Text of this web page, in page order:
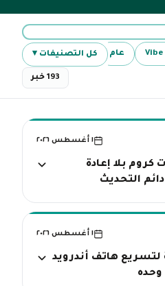
Vibe عام تقنية Claudeكل التصنيفات ▾
193 خبر
١ أغسطس ٢٠٢٦
بلا إعادة
التحديث
١ أغسطس ٢٠٢٦
هاتف أندرويد